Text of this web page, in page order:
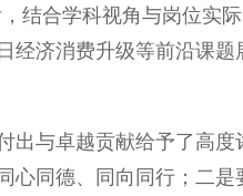
结合学科视角与岗位实
经济消费升级等前沿课
与卓越贡献给予了高度
心同德、同向同行；二